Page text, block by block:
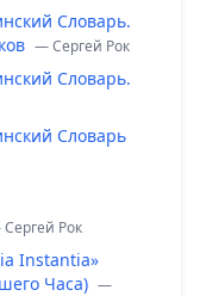
Словарь.
— Сергей Рок
Словарь.
Словарь
Рок
Instantia»
Часа) —